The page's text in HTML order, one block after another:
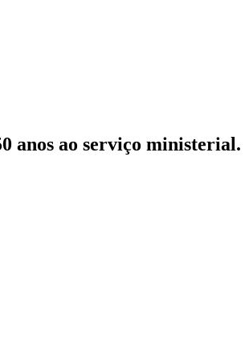
anos ao serviço ministerial.